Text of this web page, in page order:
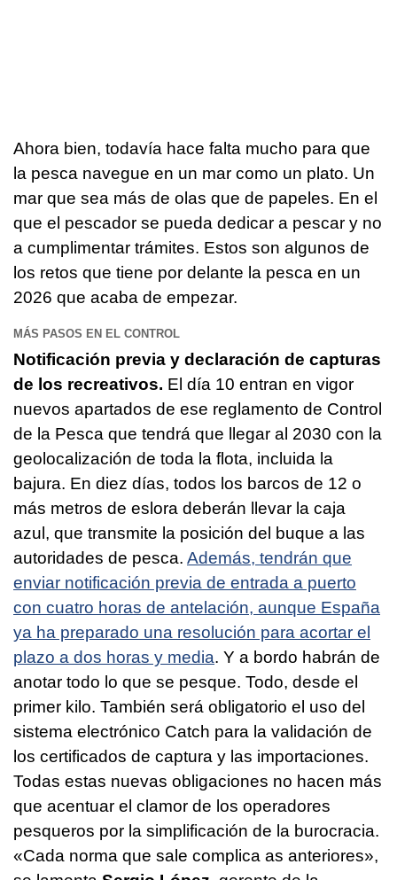
Ahora bien, todavía hace falta mucho para que
la pesca navegue en un mar como un plato. Un
mar que sea más de olas que de papeles. En el
que el pescador se pueda dedicar a pescar y no
a cumplimentar trámites. Estos son algunos de
los retos que tiene por delante la pesca en un
2026 que acaba de empezar.
MÁS PASOS EN EL CONTROL
Notificación previa y declaración de capturas
de los recreativos. El día 10 entran en vigor
nuevos apartados de ese reglamento de Control
de la Pesca que tendrá que llegar al 2030 con la
geolocalización de toda la flota, incluida la
bajura. En diez días, todos los barcos de 12 o
más metros de eslora deberán llevar la caja
azul, que transmite la posición del buque a las
autoridades de pesca. Además, tendrán que
enviar notificación previa de entrada a puerto
con cuatro horas de antelación, aunque España
ya ha preparado una resolución para acortar el
plazo a dos horas y media. Y a bordo habrán de
anotar todo lo que se pesque. Todo, desde el
primer kilo. También será obligatorio el uso del
sistema electrónico Catch para la validación de
los certificados de captura y las importaciones.
Todas estas nuevas obligaciones no hacen más
que acentuar el clamor de los operadores
pesqueros por la simplificación de la burocracia.
«Cada norma que sale complica as anteriores»,